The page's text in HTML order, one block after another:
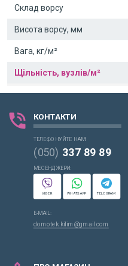
Склад ворсу
Висота ворсу, мм
Вага, кг/м²
Щільність, вузлів/м²
phone_in_talk КОНТАКТИ
ТЕЛЕФОНУЙТЕ НАМ:
(050) 337 89 89
МЕСЕНДЖЕРИ:
VIBER WHATSAPP TELEGRAM
E-MAIL:
domotek.kilim@gmail.com